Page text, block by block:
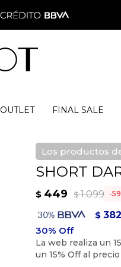
OUTLET FINAL SALE
Los productos
SHORT
$ 449 $1.099 59
$ 382